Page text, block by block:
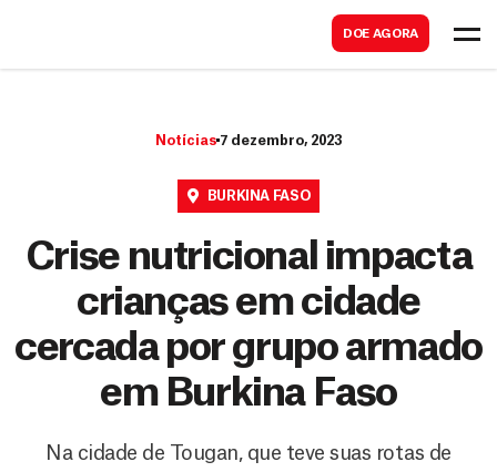
DOE AGORA
Notícias 7 dezembro, 2023
BURKINA FASO
Crise nutricional impacta
crianças em cidade
cercada por grupo armado
em Burkina Faso
Na cidade de Tougan, que teve suas rotas de
a
r